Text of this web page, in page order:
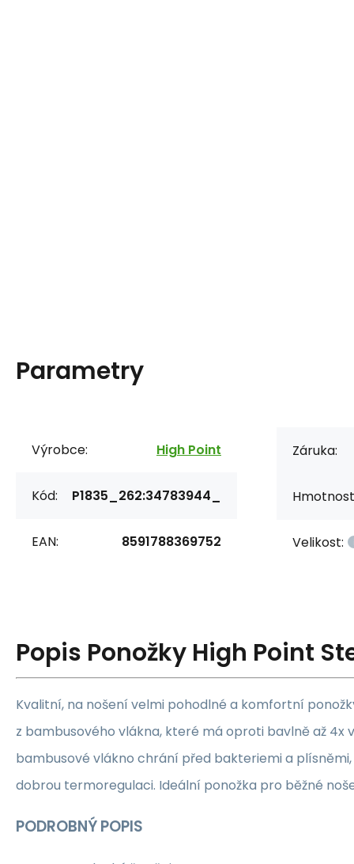
Parametry
Výrobce: High Point
Kód: P1835_262:34783944_
EAN: 8591788369752
Záruka:
Velikost:
Popis Ponožky High Point
Kvalitní, na nošení velmi pohodlné a komfortní
z bambusového vlákna, které má oproti bavlně až 4x
bambusové vlákno chrání před bakteriemi a
dobrou termoregulaci. Ideální ponožka pro běžné
PODROBNÝ POPIS